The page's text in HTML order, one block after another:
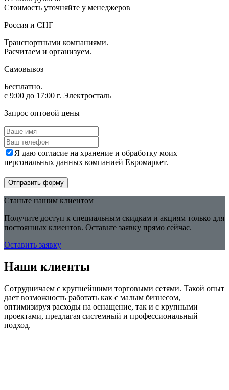
Стоимость уточняйте у менеджеров
Россия и СНГ
Транспортными компаниями.
Расчитаем и организуем.
Самовывоз
Бесплатно.
с 9:00 до 17:00 г. Электросталь
Запрос оптовой цены
Я даю согласие на хранение и обработку моих
персональных данных компанией Евромаркет.
Отправить форму
Станьте нашим клиентом
Получите доступ к специальным скидкам и акциям только для
постоянных клиентов. Оставьте заявку прямо сейчас.
Оставить заявку
Наши клиенты
Сотрудничаем с крупнейшими торговыми сетями. Такой опыт
дает возможность работать как с малым бизнесом,
оптимизируя расходы на оснащение, так и с крупными
проектами, предлагая системный и профессиональный
подход.